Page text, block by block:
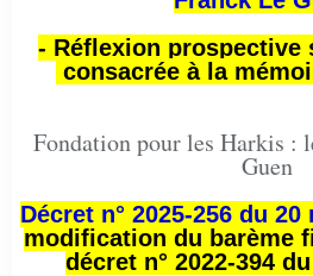
- Réflexion prospective
consacrée à la
Fondation pour les Harkis :
Guen
Décret n° 2025-256 du 20
modification du barème
décret n° 2022-394